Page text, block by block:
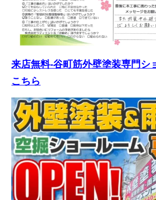
来店無料-谷町筋外壁塗装専門シ
こちら